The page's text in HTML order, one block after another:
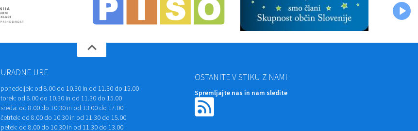
URADNE URE
ponedeljek: od 8.00 do 10.30 in od 11.30 do 15.00
torek: od 8.00 do 10.30 in od 11.30 do 15.00
sreda: od 8.00 do 10.30 in od 13.00 do 17.00
četrtek: od 8.00 do 10.30 in od 11.30 do 15.00
petek: od 8.00 do 10.30 in od 11.30 do 13.00
OSTANITE V STIKU Z NAMI
Spremljajte nas in nam sledite